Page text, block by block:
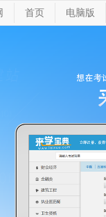
首页 电脑版